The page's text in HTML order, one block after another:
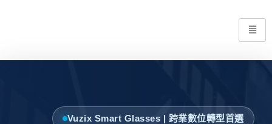
Vuzix Smart Glasses | 跨業數位轉型首選